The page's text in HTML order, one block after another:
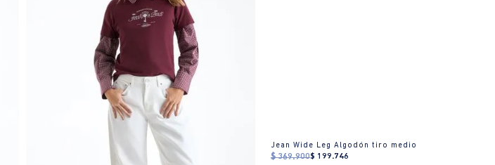
Jean Wide Leg Algodón tiro medio
$ 369.900$ 199.746